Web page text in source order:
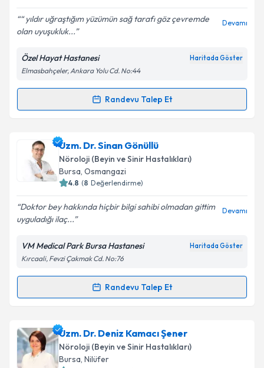
kapsamda işlenmesini kabul ediyorum.
Takvim Talebini Gönder
“ yıldır uğraştığım yüzümün sağ tarafı göz çevremde
olan uyuşukluk...
Devamı
Özel Hayat Hastanesi Haritada Göster
Elmasbahçeler, Ankara Yolu Cd. No:44
Randevu Talep Et
Randevu Takvimi Talebi
Doç. Dr. Şükran Çevik Yurtoğulları
takvimi talebi oluşturun. Size bu uzmandan randevu
almanız için bir takvim hazırlandığında e-posta ile
bilgilendireceğiz.
E-posta Adresiniz
Kişisel verilerimin işlenmesine ilişkin
Metni'ni okudum ve kişisel verilerimin belirtilen
kapsamda işlenmesini kabul ediyorum.
Uzm. Dr. Sinan Gönüllü
Nöroloji (Beyin ve Sinir Hastalıkları)
Bursa, Osmangazi
4.8 (8 Değerlendirme)
Doktor bey hakkında hiçbir bilgi sahibi olmadan gittim
uyguladığı ilaç...
Devamı
VM Medical Park Bursa Hastanesi Haritada Göster
Kırcaali, Fevzi Çakmak Cd. No:76
Randevu Talep Et
Randevu Takvimi Talebi
Uzm. Dr. Sinan Gönüllüiçin randevu takvimi talebi
oluşturun. Size bu uzmandan randevu almanız için bir
takvim hazırlandığında e-posta ile bilgilendireceğiz.
Uzm. Dr. Deniz Kamacı Şener
Nöroloji (Beyin ve Sinir Hastalıkları)
Bursa, Nilüfer